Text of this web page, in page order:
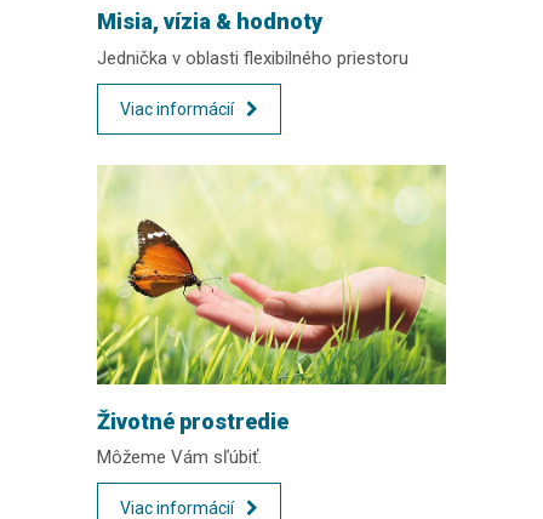
Misia, vízia & hodnoty
Jednička v oblasti flexibilného priestoru
Viac informácií
Životné prostredie
Môžeme Vám sľúbiť.
Viac informácií